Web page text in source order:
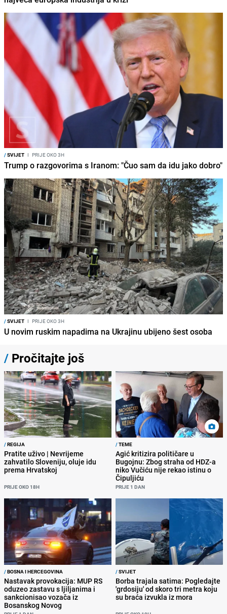
/SVIJET I PRIJE OKO 3H
Trump o razgovorima s Iranom: "Čuo sam da idu jako dobro"
/SVIJET I PRIJE OKO 3H
U novim ruskim napadima na Ukrajinu ubijeno šest osoba
/ Pročitajte još
/REGIJA
Pratite uživo | Nevrijeme
zahvatilo Sloveniju, oluje idu
prema Hrvatskoj
PRIJE OKO 18H
/TEME
Agić kritizira političare u
Bugojnu: Zbog straha od HDZ-a
niko Vučiću nije rekao istinu o
Čipuljiću
PRIJE 1 DAN
/BOSNA I HERCEGOVINA
Nastavak provokacija: MUP RS
oduzeo zastavu s ljiljanima i
sankcionisao vozača iz
Bosanskog Novog
/SVIJET
Borba trajala satima: Pogledajte
'grdosiju' od skoro tri metra koju
su braća izvukla iz mora